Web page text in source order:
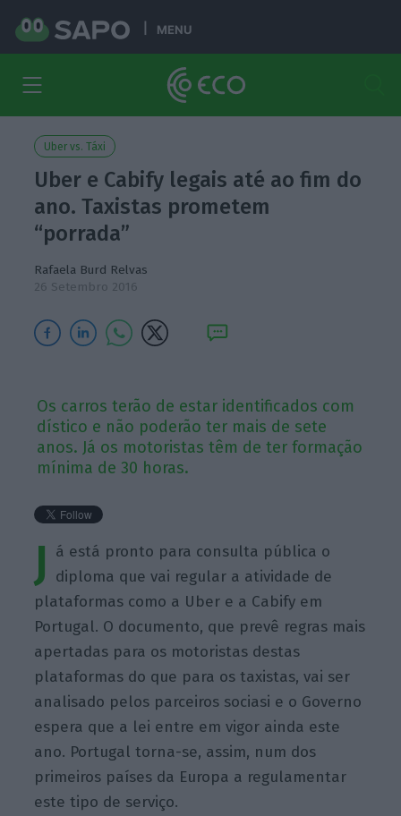
MENU
Uber vs. Táxi
Uber e Cabify legais até ao fim do
ano. Taxistas prometem
“porrada”
Rafaela Burd Relvas
26 Setembro 2016
Os carros terão de estar identificados com
dístico e não poderão ter mais de sete
anos. Já os motoristas têm de ter formação
mínima de 30 horas.
J
á está pronto para consulta pública o
diploma que vai regular a atividade de
plataformas como a Uber e a Cabify em
Portugal. O documento, que prevê regras mais
apertadas para os motoristas destas
plataformas do que para os taxistas, vai ser
analisado pelos parceiros sociasi e o Governo
espera que a lei entre em vigor ainda este
ano. Portugal torna-se, assim, num dos
primeiros países da Europa a regulamentar
este tipo de serviço.